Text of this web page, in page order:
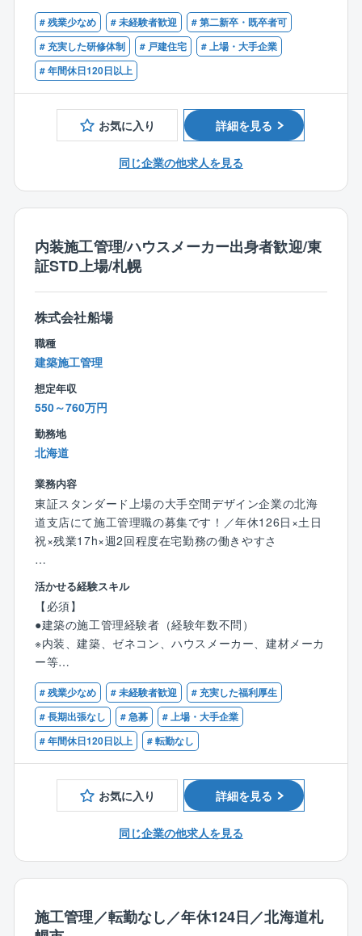
新規事業のため、営業と連携しながら仕事を進めてい
ただきます。
20代～30代のメンバーで運営する少数精鋭の組織のた
め、風通しがよく、なんでも相談し合える環境です。
「百邸百様」の住まいづくり。お客様とじっくり向き
合い、お客様の生活スタイルやイメージを適確に捉
え、アイデアを練り、カタチにします。
一条工務店の設計職が担当する案件は、年に25～35件
ほど。
5～6回の打合せを重ね、2ヶ月程かけてプランを企画し
ていくので、お客様がとても身近に感じられます。
ランの企画/製図、敷地調査、建築確認等各種申請等業
注文住宅の為、定型的なパターンはございません。
お客様と何度も打合せを繰り返す中から、お客様が考
えている漠然としたイメージをカタチにして頂く仕事
です。
「お客様の満足度」と「後工程担当の業務が円滑に流
れるかどうか」は、設計担当の力によるところが大き
く、いわば家づくりの「要」のポジションです。
同社の設計担当は、設計業務に限定するだけでなく施
工現場/完成現場を見に行く機会も多く、家づくり全般
に目を配ります。
その為、お客様がとても身近に感じられます。
お客様の声をダイレクトに聞きながら、お客様と一緒
【特徴】
■CADやパースはグループ内のCADセンターへ、申請
業務は外部協力業者へ委託するフローを確立。
う理念に共感できる方を求めております。
同社の設計はお客様と顔を合わせる機会が多い為、自
ずと理念を実現に結びつけられる環境です。
お客様が「こんな暮らしがしたい」とイメージされて
いる空間を、自分のアイデアや工夫を盛り込んでカタ
チにできた時、お客様から喜びをダイレクトに感じる
ことができます。
■業界最高水準の高気密住宅のため、顧客希望の間取り
が可能です。
# 残業少なめ # 未経験者歓迎
# 第二新卒・既卒者可
# 充実した研修体制
# 戸建住宅
# 上場・大手企業
# 年間休日120日以上
お気に入り 詳細を見る
同じ企業の他求人を見る
内装施工管理/ハウスメーカー出身者歓迎/東
証STD上場/札幌
株式会社船場
職種
建築施工管理
想定年収
550～760万円
勤務地
北海道
業務内容
東証スタンダード上場の大手空間デザイン企業の北海
道支店にて施工管理職の募集です！／年休126日×土日
祝×残業17h×週2回程度在宅勤務の働きやすさ
■業務内容：
空間づくりの最終段階を担い、クライアントとまとめ
上げたプランを1/1スケールに具現化する現場のマネジ
メント職です。
現場の安全、品質、スケジュール、コスト、労務、環
境配慮など綿密に管理していただきます。
また、社内設計者やクライアント、施設関係者など多
くのステークホルダーとの調整を行っていただきま
す。
素材の質感やミリ単位の寸法など、デザインの意図や
クライアントの意向を踏まえたディテールと精度にこ
だわった質の高い空間演出を実現して頂きます。
■安全管理…現場の安全体制の構築
■工程管理…完成までのスケジュール調整
■労務管理…勤務体制、健康の管理
■環境管理…自然環境に配慮した取り組み
活かせる経験スキル
【必須】
●建築の施工管理経験者（経験年数不問）
※内装、建築、ゼネコン、ハウスメーカー、建材メーカ
ー等
【歓迎経験】
※建築の施工管理経験のある方であれば経験を活かして
ご活躍いただけます。
●各種設備の監理経験者
内装業界経験のない方もぜひご応募ください。
●一級または二級建築士
# 残業少なめ # 未経験者歓迎
# 充実した福利厚生
# 長期出張なし
# 急募
# 上場・大手企業
# 年間休日120日以上
# 転勤なし
お気に入り 詳細を見る
同じ企業の他求人を見る
施工管理／転勤なし／年休124日／北海道札